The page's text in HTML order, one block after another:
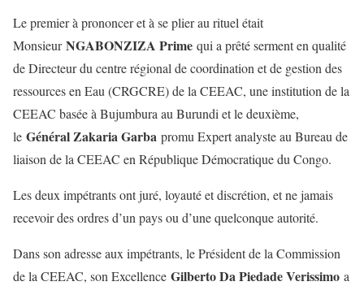
Le premier à prononcer et à se plier au rituel était
MonsieurNGABONZIZA Prime qui a prêté serment en qualité
de Directeur du centre régional de coordination et de gestion des
ressources en Eau (CRGCRE) de la CEEAC, une institution de la
CEEAC basée à Bujumbura au Burundi et le deuxième,
le Général Zakaria Garba promu Expert analyste au Bureau de
liaison de la CEEAC en République Démocratique du Congo.
Les deux impétrants ont juré, loyauté et discrétion, et ne jamais
recevoir des ordres d’un pays ou d’une quelconque autorité.
Dans son adresse aux impétrants, le Président de la Commission
de la CEEAC, son Excellence Gilberto Da Piedade Verissimo a